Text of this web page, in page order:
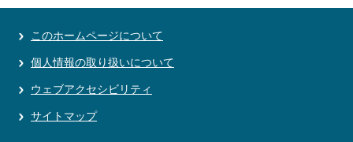
このホームページについて
個人情報の取り扱いについて
ウェブアクセシビリティ
サイトマップ